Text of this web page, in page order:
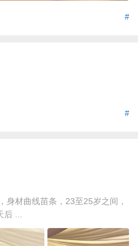
#
#
身材曲线苗条，23至25岁之间，
...